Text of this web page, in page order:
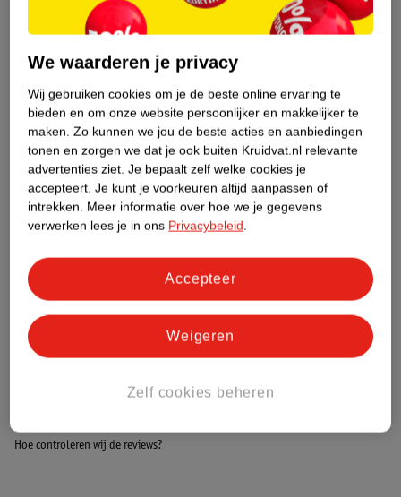
Over dit product
Productinformatie
Etiketinformatie
Nature Impact Score
Dit product heeft (nog) geen Nature
Impact Score.
Meer informatie
Bestel & Bezorginformatie
Bekijk ook
Alle Crackers
Hoe controleren wij de reviews?
We waarderen je privacy
Wij gebruiken cookies om je de beste online ervaring te
bieden en om onze website persoonlijker en makkelijker te
maken. Zo kunnen we jou de beste acties en aanbiedingen
tonen en zorgen we dat je ook buiten Kruidvat.nl relevante
advertenties ziet. Je bepaalt zelf welke cookies je
accepteert. Je kunt je voorkeuren altijd aanpassen of
intrekken. Meer informatie over hoe we je gegevens
verwerken lees je in ons Privacybeleid.
Zelf cookies beheren
Weigeren
Accepteer